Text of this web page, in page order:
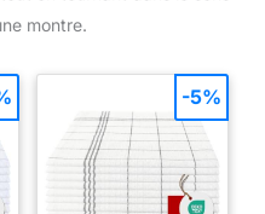
montre.
-5%